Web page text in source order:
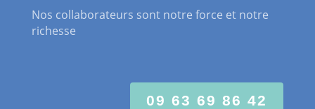
Nos collaborateurs sont notre force et notre
richesse
09 63 69 86 42